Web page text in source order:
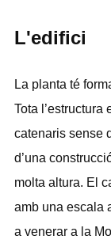
L'edifici
La planta té
Tota l’estructura
catenaris sense
d’una
molta altura. El
amb una escala
a venerar a la